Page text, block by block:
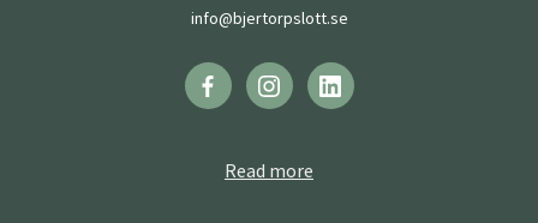
info@bjertorpslott.se
Read more